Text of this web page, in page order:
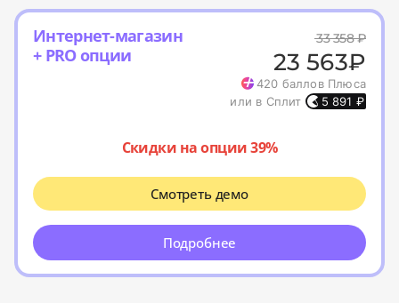
Интернет-магазин
+ PRO опции
33 358₽
23 563₽
420 баллов Плюса
или в Сплит
5 891 ₽
Скидки на опции 39%
Смотреть демо
Подробнее